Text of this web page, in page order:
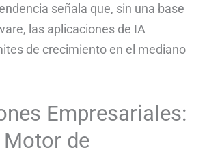
señala que, sin una base
las aplicaciones de IA
de crecimiento en el mediano
Empresariales:
de